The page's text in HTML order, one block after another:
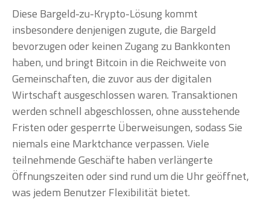
Diese Bargeld-zu-Krypto-Lösung kommt
insbesondere denjenigen zugute, die Bargeld
bevorzugen oder keinen Zugang zu Bankkonten
haben, und bringt Bitcoin in die Reichweite von
Gemeinschaften, die zuvor aus der digitalen
Wirtschaft ausgeschlossen waren. Transaktionen
werden schnell abgeschlossen, ohne ausstehende
Fristen oder gesperrte Überweisungen, sodass Sie
niemals eine Marktchance verpassen. Viele
teilnehmende Geschäfte haben verlängerte
Öffnungszeiten oder sind rund um die Uhr geöffnet,
was jedem Benutzer Flexibilität bietet.